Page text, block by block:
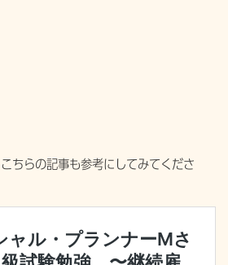
ちらの記事も参考にしてみてくださ